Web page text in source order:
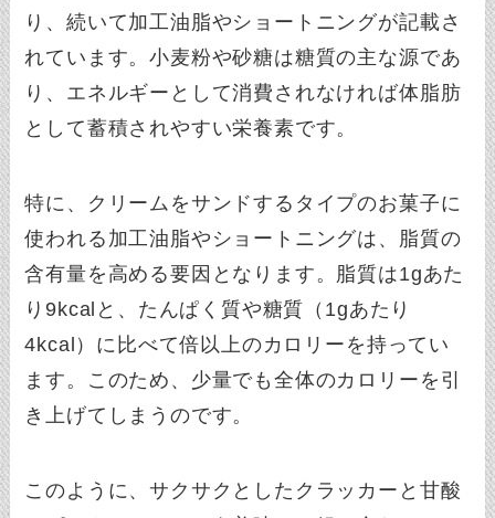
り、続いて加工油脂やショートニングが記載さ
れています。小麦粉や砂糖は糖質の主な源であ
り、エネルギーとして消費されなければ体脂肪
として蓄積されやすい栄養素です。
特に、クリームをサンドするタイプのお菓子に
使われる加工油脂やショートニングは、脂質の
含有量を高める要因となります。脂質は1gあた
り9kcalと、たんぱく質や糖質（1gあたり
4kcal）に比べて倍以上のカロリーを持ってい
ます。このため、少量でも全体のカロリーを引
き上げてしまうのです。
このように、サクサクとしたクラッカーと甘酸